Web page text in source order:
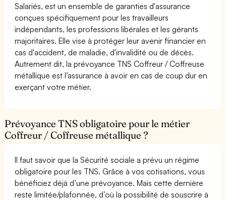
Salariés, est un ensemble de garanties d'assurance
conçues spécifiquement pour les travailleurs
indépendants, les professions libérales et les gérants
majoritaires. Elle vise à protéger leur avenir financier en
cas d'accident, de maladie, d'invalidité ou de décès.
Autrement dit, la prévoyance TNS Coffreur / Coffreuse
métallique est l’assurance à avoir en cas de coup dur en
exerçant votre métier.
Prévoyance TNS obligatoire pour le métier
Coffreur / Coffreuse métallique ?
Il faut savoir que la Sécurité sociale a prévu un régime
obligatoire pour les TNS. Grâce à vos cotisations, vous
bénéficiez déjà d’une prévoyance. Mais cette dernière
reste limitée/plafonnée, d’où la possibilité de souscrire à